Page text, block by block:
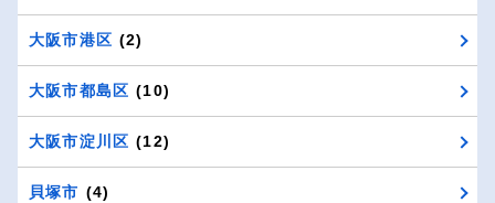
大阪市港区 (2)
大阪市都島区 (10)
大阪市淀川区 (12)
貝塚市 (4)